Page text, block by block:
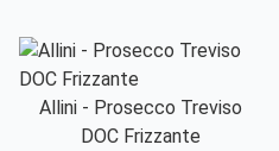
Allini - Prosecco Treviso
DOC Frizzante